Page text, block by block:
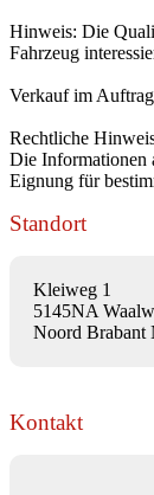
Hinweis: Die
Fahrzeug
Verkauf im
Rechtliche
Die Informationen
Eignung für
Standort
Kleiweg 1
5145NA
Noord Brabant
Kontakt